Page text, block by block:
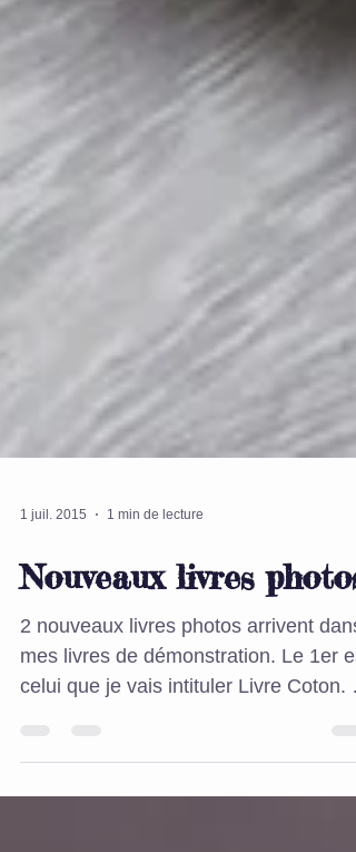
1 juil. 2015 1 min de lecture
Nouveaux livres photos
celui que je vais intituler Livre Coton. Il
s'agit d'un...